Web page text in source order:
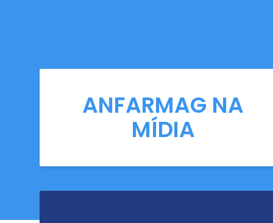
ANFARMAG NA
MÍDIA